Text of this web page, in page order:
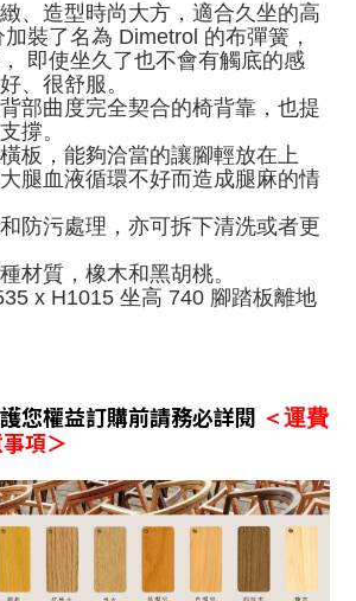
、造型時尚大方，適合久坐的高
裝了名為 Dimetrol 的布彈簧，
即使坐久了也不會有觸底的感
、 很舒服。
部曲度完全契合的椅背靠，也提
撐。
板，能夠洽當的讓腳輕放在上
腿血液循環不好而造成腿麻的情
防污處理，亦可拆下清洗或者更
材質 ， 橡木和黑胡桃。
x H1015 坐高 740 腳踏板離地
您權益訂購前請務必詳閱 ＜運費
項＞